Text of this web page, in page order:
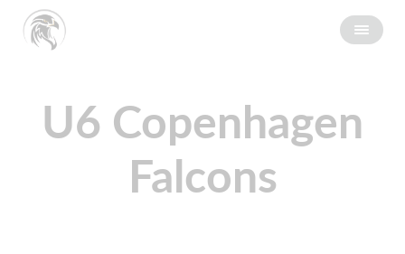
U6 Copenhagen
Falcons